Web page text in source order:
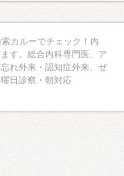
カルーでチェック！内
す。総合内科専門医、ア
れ外来・認知症外来、ぜ
日診察・朝対応